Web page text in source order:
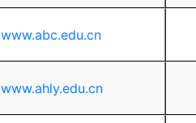
www.abc.edu.cn
www.ahly.edu.cn